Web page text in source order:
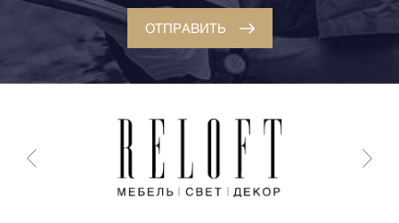
ОТПРАВИТЬ